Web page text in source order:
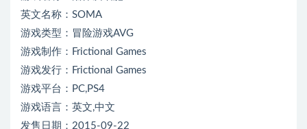
英文名称：SOMA
游戏类型：冒险游戏AVG
游戏制作：Frictional Games
游戏发行：Frictional Games
游戏平台：PC,PS4
游戏语言：英文,中文
发售日期：2015-09-22